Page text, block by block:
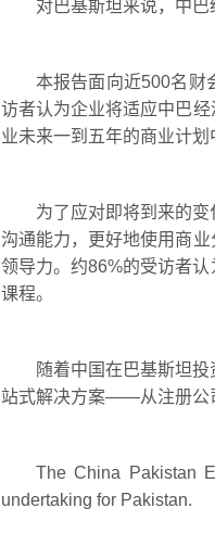
对巴基斯坦来说，中巴
本报告面向近500名财
访者认为企业将适应中巴
业未来一到五年的商业计划
为了应对即将到来的
沟通能力，更好地使用商
领导力。约86%的受访者
课程。
随着中国在巴基斯坦
站式解决方案——从注册公
The China Pakistan
undertaking for Pakistan.